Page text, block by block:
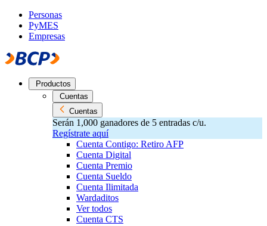
Personas
PyMES
Empresas
Productos
Cuentas
Cuentas
Serán 1,000 ganadores de 5 entradas c/u.
Regístrate aquí
Cuenta Contigo: Retiro AFP
Cuenta Digital
Cuenta Premio
Cuenta Sueldo
Cuenta Ilimitada
Wardaditos
Ver todos
Cuenta CTS